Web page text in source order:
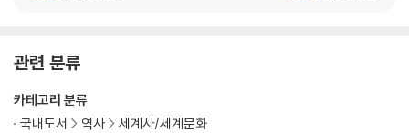
관련 분류
카테고리 분류
국내도서
역사 세계사/세계문화